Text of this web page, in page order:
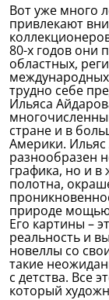
Вот уже много
привлекают
80-х годов они
областных,
международных
трудно себе
Ильяса
стране и в
Америки.
разнообразен
графика, но и
полотна,
природе
Его картины –
реальность и
новеллы со
такие
с детства. Все
который